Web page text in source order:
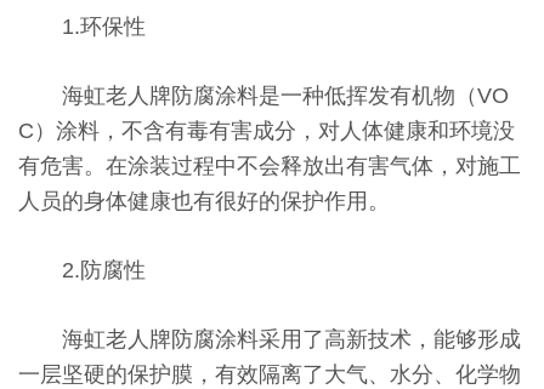
1.环保性
海虹老人牌防腐涂料是一种低挥发有机物（VO
C）涂料，不含有毒有害成分，对人体健康和环境没
有危害。在涂装过程中不会释放出有害气体，对施工
人员的身体健康也有很好的保护作用。
2.防腐性
海虹老人牌防腐涂料采用了高新技术，能够形成
一层坚硬的保护膜，有效隔离了大气、水分、化学物